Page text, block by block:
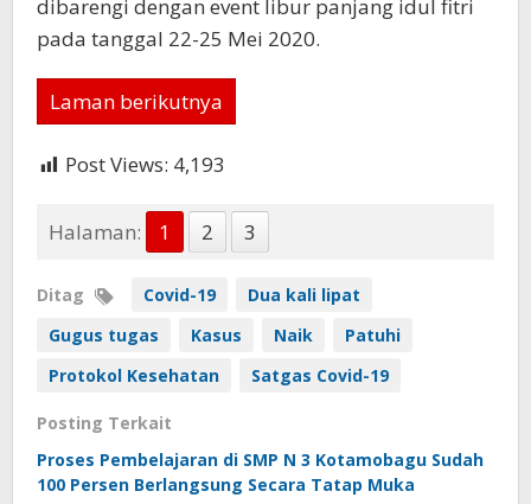
dibarengi dengan event libur panjang idul fitri
pada tanggal 22-25 Mei 2020.
Laman berikutnya
Post Views: 4,193
Halaman: 1 2 3
Ditag Covid-19
Dua kali lipat
Gugus tugas
Kasus Naik
Patuhi
Protokol Kesehatan
Satgas Covid-19
Posting Terkait
Proses Pembelajaran di SMP N 3 Kotamobagu Sudah
100 Persen Berlangsung Secara Tatap Muka